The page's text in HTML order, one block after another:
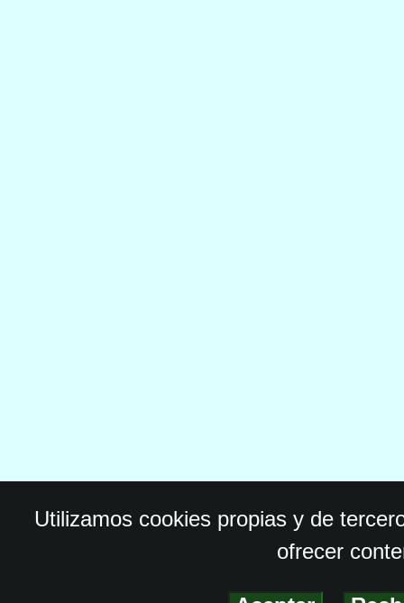
Utilizamos cookies propias y de
ofrecer